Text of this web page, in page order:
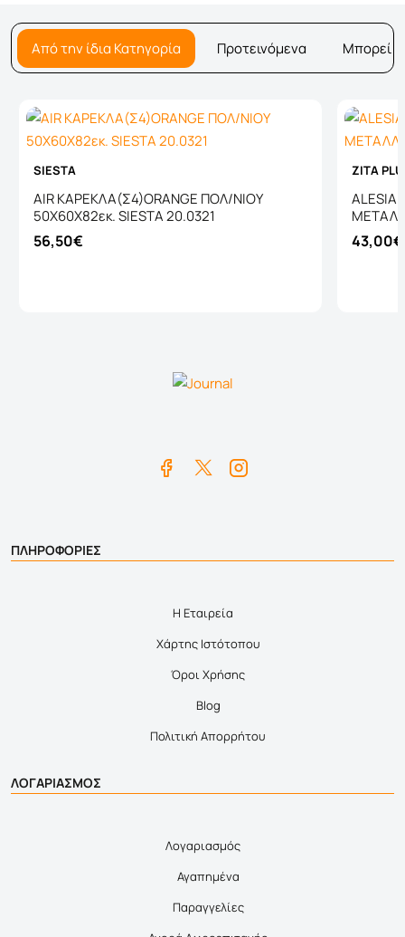
Από την ίδια Κατηγορία Προτεινόμενα Μπορεί
SIESTA
AIR ΚΑΡΕΚΛΑ(Σ4)ORANGE ΠΟΛ/ΝΙΟΥ
50X60X82εκ. SIESTA 20.0321
56,50€
ZITA
43,00€
ΠΛΗΡΟΦΟΡΙΕΣ
Η Εταιρεία
Χάρτης Ιστότοπου
Όροι Χρήσης
Blog
Πολιτική Απορρήτου
ΛΟΓΑΡΙΑΣΜΟΣ
Λογαριασμός
Αγαπημένα
Παραγγελίες